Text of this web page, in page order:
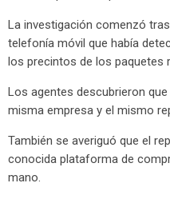
La investigación comenzó
telefonía móvil que había
los precintos de los paquetes
Los agentes descubrieron
misma empresa y el mismo
También se averiguó que el
conocida plataforma de
mano.